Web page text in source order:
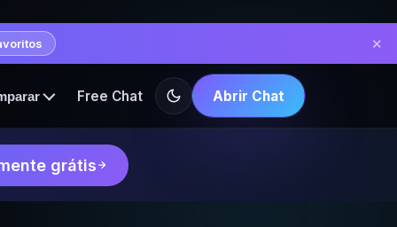
✕
Free Chat Abrir Chat
grátis